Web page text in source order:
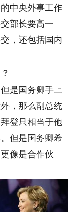
中央外事工作
部长要高一
，还包括国内
是国务卿手上
，那么副总统
登只相当于他
但是国务卿希
像是合作伙